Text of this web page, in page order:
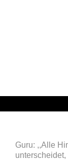
Guru: ,,Alle